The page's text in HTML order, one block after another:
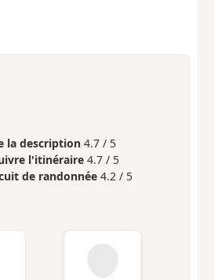
la description 4.7 / 5
l'itinéraire 4.7 / 5
de randonnée 4.2 / 5